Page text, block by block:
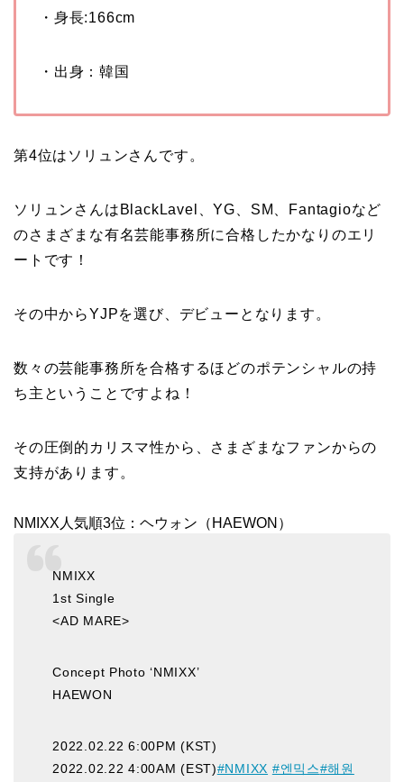
・身長:166cm
・出身：韓国
第4位はソリュンさんです。
ソリュンさんはBlackLavel、YG、SM、Fantagioなど
のさまざまな有名芸能事務所に合格したかなりのエリ
ートです！
その中からYJPを選び、デビューとなります。
数々の芸能事務所を合格するほどのポテンシャルの持
ち主ということですよね！
その圧倒的カリスマ性から、さまざまなファンからの
支持があります。
NMIXX人気順3位：ヘウォン（HAEWON）
NMIXX
1st Single
<AD MARE>
Concept Photo ‘NMIXX’
HAEWON
2022.02.22 6:00PM (KST)
2022.02.22 4:00AM (EST)#NMIXX #엔믹스#해원